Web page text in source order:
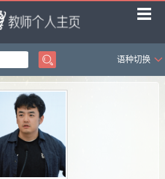
首页
语种切换